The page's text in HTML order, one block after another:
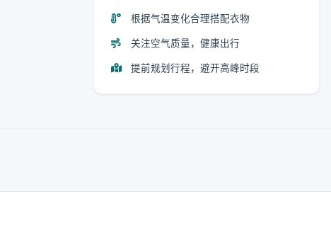
根据气温变化合理搭配衣物
关注空气质量，健康出行
提前规划行程，避开高峰时段